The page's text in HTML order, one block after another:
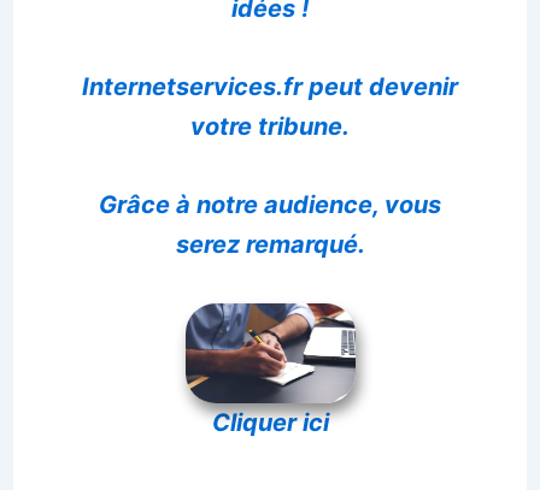
idées !
Internetservices.fr peut devenir
votre tribune.
Grâce à notre audience, vous
serez remarqué.
Cliquer ici